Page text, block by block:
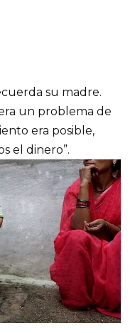
su madre.
un problema de
era posible,
el dinero”.